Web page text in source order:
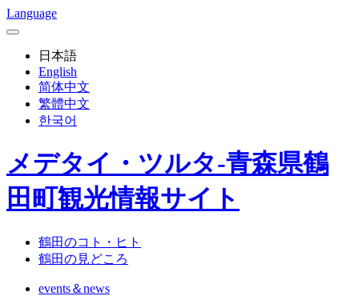
Language
日本語
English
简体中文
繁體中文
한국어
メデタイ・ツルタ-青森県鶴
田町観光情報サイト
鶴田のコト・ヒト
鶴田の見どころ
events＆news